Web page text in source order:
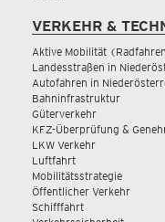
VERKEHR &
Aktive Mobilität
Landesstraßen in
Autofahren in
Bahninfrastruktur
Güterverkehr
KFZ-Überprüfung &
LKW Verkehr
Luftfahrt
Mobilitätsstrategie
Öffentlicher Verkehr
Schifffahrt